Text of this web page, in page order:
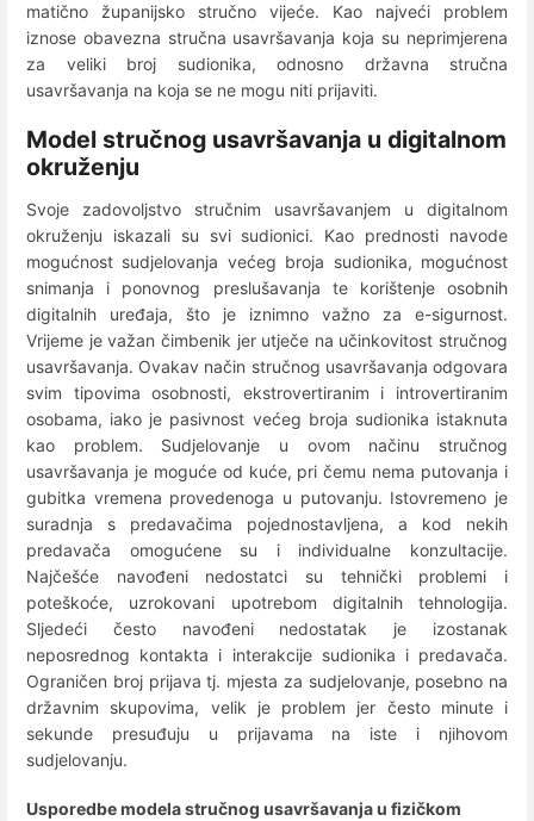
matično županijsko stručno vijeće. Kao najveći problem
iznose obavezna stručna usavršavanja koja su neprimjerena
za veliki broj sudionika, odnosno državna stručna
usavršavanja na koja se ne mogu niti prijaviti.
Model stručnog usavršavanja u digitalnom
okruženju
Svoje zadovoljstvo stručnim usavršavanjem u digitalnom
okruženju iskazali su svi sudionici. Kao prednosti navode
mogućnost sudjelovanja većeg broja sudionika, mogućnost
snimanja i ponovnog preslušavanja te korištenje osobnih
digitalnih uređaja, što je iznimno važno za e-sigurnost.
Vrijeme je važan čimbenik jer utječe na učinkovitost stručnog
usavršavanja. Ovakav način stručnog usavršavanja odgovara
svim tipovima osobnosti, ekstrovertiranim i introvertiranim
osobama, iako je pasivnost većeg broja sudionika istaknuta
kao problem. Sudjelovanje u ovom načinu stručnog
usavršavanja je moguće od kuće, pri čemu nema putovanja i
gubitka vremena provedenoga u putovanju. Istovremeno je
suradnja s predavačima pojednostavljena, a kod nekih
predavača omogućene su i individualne konzultacije.
Najčešće navođeni nedostatci su tehnički problemi i
poteškoće, uzrokovani upotrebom digitalnih tehnologija.
Sljedeći često navođeni nedostatak je izostanak
neposrednog kontakta i interakcije sudionika i predavača.
Ograničen broj prijava tj. mjesta za sudjelovanje, posebno na
državnim skupovima, velik je problem jer često minute i
sekunde presuđuju u prijavama na iste i njihovom
sudjelovanju.
Usporedbe modela stručnog usavršavanja u fizičkom